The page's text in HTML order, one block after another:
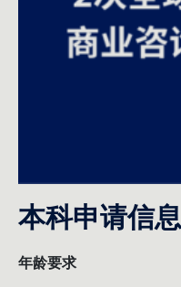
本科申请信息
年龄要求